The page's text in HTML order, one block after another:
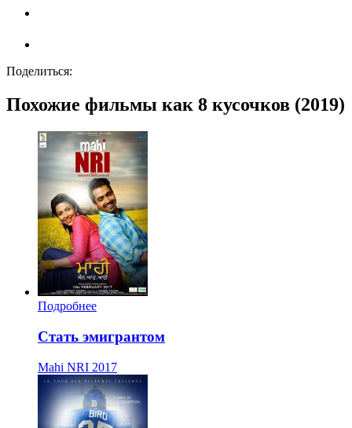
Поделиться:
Похожие фильмы как 8 кусочков (2019)
Подробнее
Стать эмигрантом
Mahi NRI 2017